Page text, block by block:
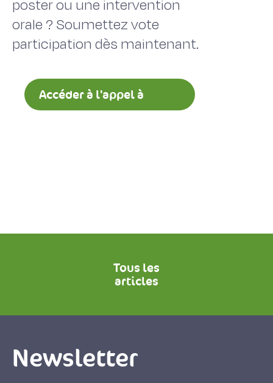
poster ou une intervention
orale ? Soumettez vote
participation dès maintenant.
Accéder à l'appel à
Tous les
articles
Newsletter